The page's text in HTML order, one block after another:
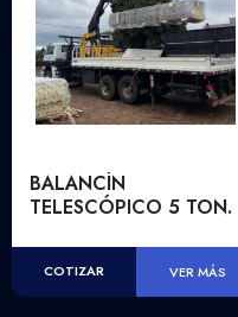
BALANCÍN
TELESCÓPICO 5 TON.
COTIZAR VER MÁS